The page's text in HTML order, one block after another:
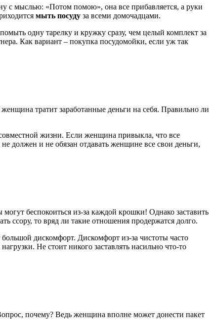
с мыслью: «Потом помою», она все прибавляется, а руки
мыть посуду за всеми домочадцами.
одну тарелку и кружку сразу, чем целый комплект за
Как вариант – покупка посудомойки, если уж так
тратит заработанные деньги на себя. Правильно ли
жизни. Если женщина привыкла, что все
должен и не обязан отдавать женщине все свои деньги,
беспокоиться из-за каждой крошки! Однако заставить
ссору, то вряд ли такие отношения продержатся долго.
дискомфорт. Дискомфорт из-за чистоты часто
Не стоит никого заставлять насильно что-то
почему? Ведь женщина вполне может донести пакет